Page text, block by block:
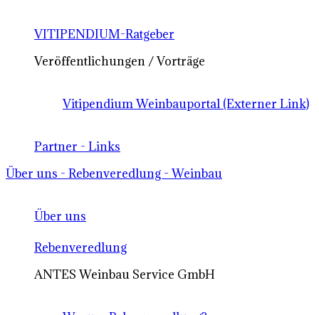
VITIPENDIUM-Ratgeber
Veröffentlichungen / Vorträge
Vitipendium Weinbauportal (Externer Link)
Partner - Links
Über uns - Rebenveredlung - Weinbau
Über uns
Rebenveredlung
ANTES Weinbau Service GmbH